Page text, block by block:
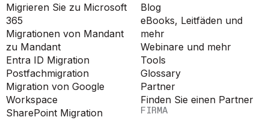
Migrieren Sie zu Microsoft
365
Migrationen von Mandant
zu Mandant
Entra ID Migration
Postfachmigration
Migration von Google
Workspace
SharePoint Migration
Blog
eBooks, Leitfäden und
mehr
Webinare und mehr
Tools
Glossary
Partner
Finden Sie einen Partner
FIRMA